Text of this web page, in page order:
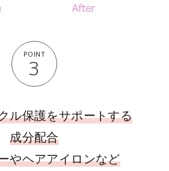
POINT
3
ル保護をサポートする
成分配合
やヘアアイロンなど